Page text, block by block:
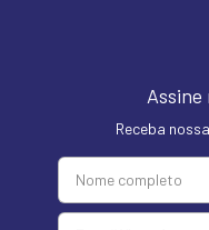
Receba